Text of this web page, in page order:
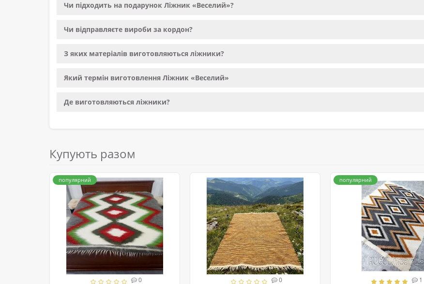
Чи підходить на подарунок Ліжник «Веселий»?
Чи відправляєте вироби за кордон?
З яких матеріалів виготовляються ліжники?
Який термін виготовлення Ліжник «Веселий»
Де виготовляються ліжники?
Купують разом
популярний
0 0
популярний
1